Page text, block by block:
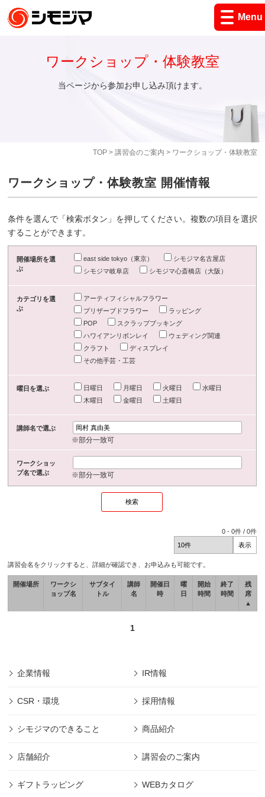
Menu
TOP> 講習会のご案内 > ワークショップ・体験教室
ワークショップ・体験教室
当ページから参加お申し込み頂けます。
ワークショップ・体験教室 開催情報
条件を選んで「検索ボタン」を押してください。複数の項目を選択
することができます。
開催場所を選
ぶ
east side tokyo（東京）
シモジマ名古屋店
シモジマ岐阜店
シモジマ心斎橋店（大阪）
カテゴリを選
ぶ
アーティフィシャルフラワー
プリザーブドフラワー
ラッピング
POP
スクラップブッキング
ハワイアンリボンレイ
ウェディング関連
クラフト
ディスプレイ
その他手芸・工芸
曜日を選ぶ 日曜日 月曜日 火曜日
水曜日
木曜日
金曜日 土曜日
講師名で選ぶ
※部分一致可
ワークショッ
プ名で選ぶ
※部分一致可
0 -0件 /0件
講習会名をクリックすると、詳細が確認でき、お申込みも可能です。
開催場所
ワークシ
ョップ名
サブタイ
トル
講師
名
開催日
時
曜
日
開始
時間
終了
時間
残
席
▲
1
企業情報 IR情報
CSR・環境 採用情報
シモジマのできること 商品紹介
店舗紹介 講習会のご案内
ギフトラッピング WEBカタログ